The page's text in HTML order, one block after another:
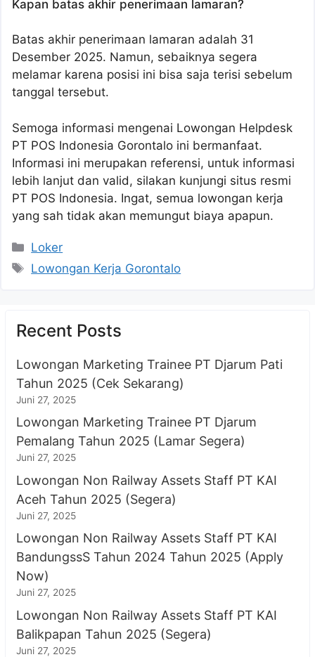
Kapan batas akhir penerimaan lamaran?
Batas akhir penerimaan lamaran adalah 31
Desember 2025. Namun, sebaiknya segera
melamar karena posisi ini bisa saja terisi sebelum
tanggal tersebut.
Semoga informasi mengenai Lowongan Helpdesk
PT POS Indonesia Gorontalo ini bermanfaat.
Informasi ini merupakan referensi, untuk informasi
lebih lanjut dan valid, silakan kunjungi situs resmi
PT POS Indonesia. Ingat, semua lowongan kerja
yang sah tidak akan memungut biaya apapun.
Kategori
Loker
Tag
Lowongan Kerja Gorontalo
Recent Posts
Lowongan Marketing Trainee PT Djarum Pati
Tahun 2025 (Cek Sekarang)
Juni 27, 2025
Lowongan Marketing Trainee PT Djarum
Pemalang Tahun 2025 (Lamar Segera)
Juni 27, 2025
Lowongan Non Railway Assets Staff PT KAI
Aceh Tahun 2025 (Segera)
Juni 27, 2025
Lowongan Non Railway Assets Staff PT KAI
BandungssS Tahun 2024 Tahun 2025 (Apply
Now)
Juni 27, 2025
Lowongan Non Railway Assets Staff PT KAI
Balikpapan Tahun 2025 (Segera)
Juni 27, 2025